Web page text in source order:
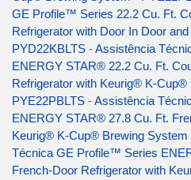
GE Profile™ Series 22.2 Cu. Ft.
Refrigerator with Door In Door
PYD22KBLTS -Assistência
ENERGY STAR® 22.2 Cu. Ft.
Refrigerator with Keurig® K-
PYE22PBLTS -Assistência
ENERGY STAR® 27.8 Cu. Ft.
Keurig® K-Cup® Brewing System
Técnica GE Profile™ Series
French-Door Refrigerator with